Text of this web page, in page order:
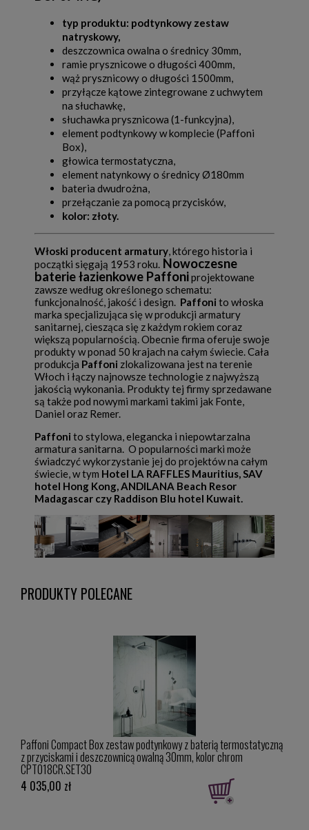
typ produktu: podtynkowy zestaw
natryskowy,
deszczownica owalna o średnicy 30mm,
ramie prysznicowe o długości 400mm,
wąż prysznicowy o długości 1500mm,
przyłącze kątowe zintegrowane z uchwytem
na słuchawkę,
słuchawka prysznicowa (1-funkcyjna),
element podtynkowy w komplecie (Paffoni
Box),
głowica termostatyczna,
element natynkowy o średnicy Ø180mm
bateria dwudrożna,
przełączanie za pomocą przycisków,
kolor: złoty.
Włoski producent armatury , którego historia i
początki sięgają 1953 roku. Nowoczesne
baterie łazienkowe Paffoniprojektowane
zawsze według określonego schematu:
funkcjonalność, jakość i design. Paffoni to włoska
marka specjalizująca się w produkcji armatury
sanitarnej, ciesząca się z każdym rokiem coraz
większą popularnością. Obecnie firma oferuje swoje
produkty w ponad 50 krajach na całym świecie. Cała
produkcja Paffoni zlokalizowana jest na terenie
Włoch i łączy najnowsze technologie z najwyższą
jakością wykonania. Produkty tej firmy sprzedawane
są także pod nowymi markami takimi jak Fonte,
Daniel oraz Remer.
Paffoni to stylowa, elegancka i niepowtarzalna
armatura sanitarna. O popularności marki może
świadczyć wykorzystanie jej do projektów na całym
świecie, w tym Hotel LA RAFFLES Mauritius, SAV
hotel Hong Kong, ANDILANA Beach Resor
Madagascar czy Raddison Blu hotel Kuwait.
PRODUKTY POLECANE
Paffoni Compact Box zestaw podtynkowy z baterią termostatyczną
z przyciskami i deszczownicą owalną 30mm, kolor chrom
CPT018CR.SET30
4 035,00 zł